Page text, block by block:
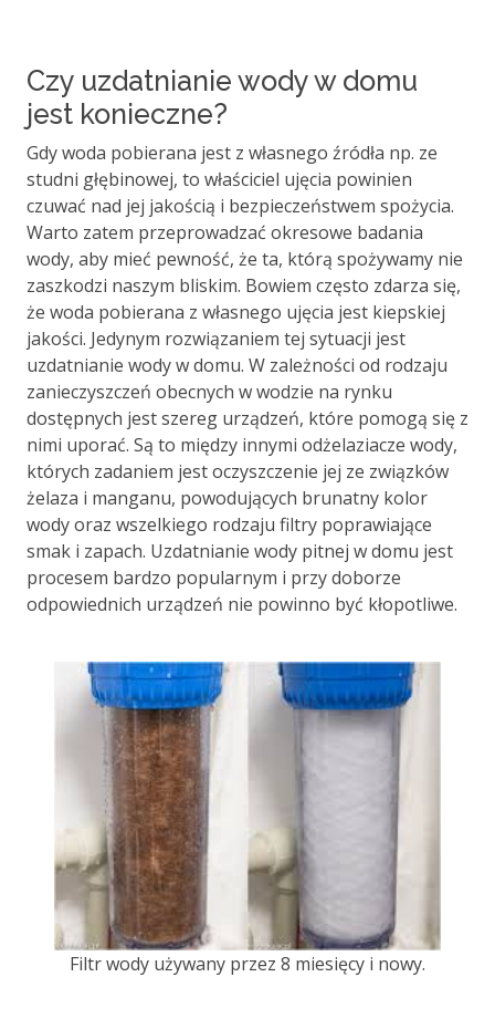
Czy uzdatnianie wody w domu
jest konieczne?
Gdy woda pobierana jest z własnego źródła np. ze
studni głębinowej, to właściciel ujęcia powinien
czuwać nad jej jakością i bezpieczeństwem spożycia.
Warto zatem przeprowadzać okresowe badania
wody, aby mieć pewność, że ta, którą spożywamy nie
zaszkodzi naszym bliskim. Bowiem często zdarza się,
że woda pobierana z własnego ujęcia jest kiepskiej
jakości. Jedynym rozwiązaniem tej sytuacji jest
uzdatnianie wody w domu. W zależności od rodzaju
zanieczyszczeń obecnych w wodzie na rynku
dostępnych jest szereg urządzeń, które pomogą się z
nimi uporać. Są to między innymi odżelaziacze wody,
których zadaniem jest oczyszczenie jej ze związków
żelaza i manganu, powodujących brunatny kolor
wody oraz wszelkiego rodzaju filtry poprawiające
smak i zapach. Uzdatnianie wody pitnej w domu jest
procesem bardzo popularnym i przy doborze
odpowiednich urządzeń nie powinno być kłopotliwe.
Filtr wody używany przez 8 miesięcy i nowy.